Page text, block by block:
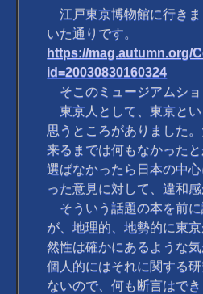
江戸東京博物館に行き
いた通りです。
https://mag.autumn.org/
id=20030830160324
そこのミュージアムショ
東京人として、東京と
思うところがありました
来るまでは何もなかった
選ばなかったら日本の中
った意見に対して、違和感
そういう話題の本を前
が、地理的、地勢的に東
然性は確かにあるような
個人的にはそれに関する
ないので、何も断言はで